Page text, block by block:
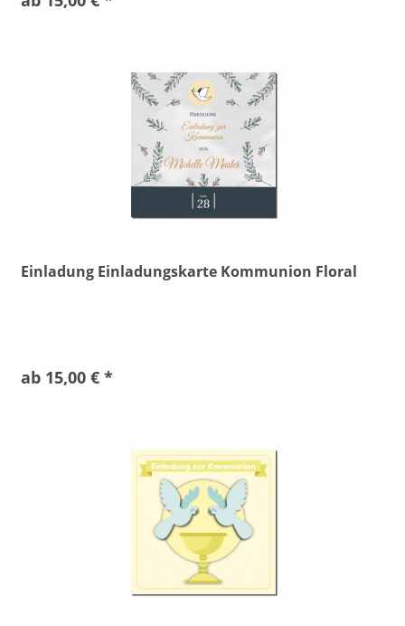
Einladung Einladungskarte Kommunion Floral
ab 15,00 € *